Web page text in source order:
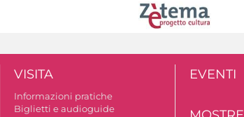
VISITA
Informazioni pratiche
Biglietti e audioguide
EVENTI